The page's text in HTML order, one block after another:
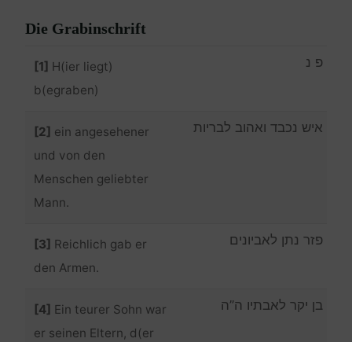
Die Grabinschrift
[1] H(ier liegt)
b(egraben)
פ נ
[2] ein angesehener
und von den
Menschen geliebter
Mann.
איש נכבד ואהוב לבריות
[3] Reichlich gab er
den Armen.
פזר נתן לאביונים
[4] Ein teurer Sohn war
er seinen Eltern, d(er
בן יקר לאבתיו ה”ה